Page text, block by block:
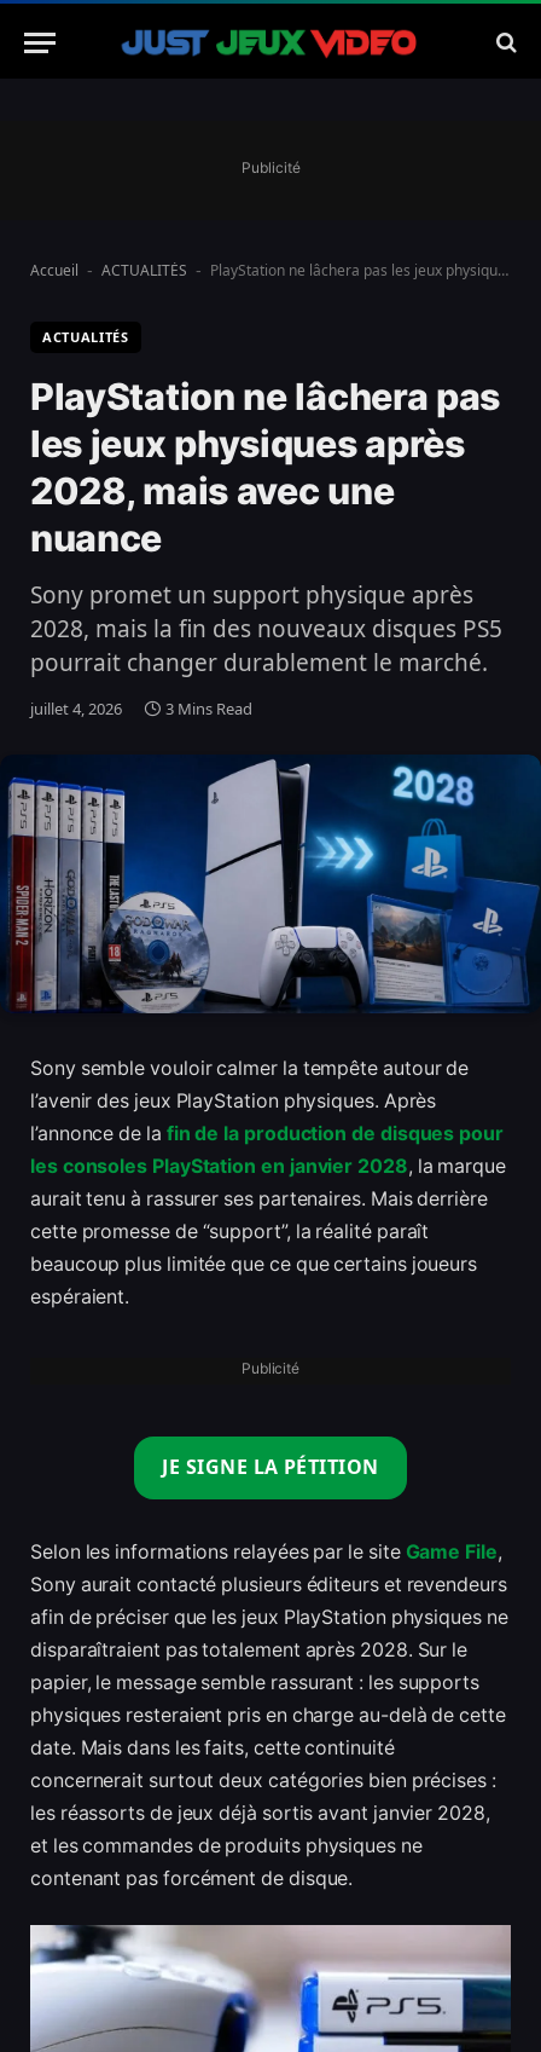
Publicité
Accueil - ACTUALITÉS - PlayStation ne lâchera pas les jeux physiques après 2028, mais avec une nuance
ACTUALITÉS
PlayStation ne lâchera pas
les jeux physiques après
2028, mais avec une
nuance
Sony promet un support physique après
2028, mais la fin des nouveaux disques PS5
pourrait changer durablement le marché.
juillet 4, 2026 3 Mins Read
Sony semble vouloir calmer la tempête autour de
l’avenir des jeux PlayStation physiques. Après
l’annonce de la fin de la production de disques pour
les consoles PlayStation en janvier 2028, la marque
aurait tenu à rassurer ses partenaires. Mais derrière
cette promesse de “support”, la réalité paraît
beaucoup plus limitée que ce que certains joueurs
espéraient.
Publicité
JE SIGNE LA PÉTITION
Selon les informations relayées par le site Game File,
Sony aurait contacté plusieurs éditeurs et revendeurs
afin de préciser que les jeux PlayStation physiques ne
disparaîtraient pas totalement après 2028. Sur le
papier, le message semble rassurant : les supports
physiques resteraient pris en charge au-delà de cette
date. Mais dans les faits, cette continuité
concernerait surtout deux catégories bien précises :
les réassorts de jeux déjà sortis avant janvier 2028,
et les commandes de produits physiques ne
contenant pas forcément de disque.